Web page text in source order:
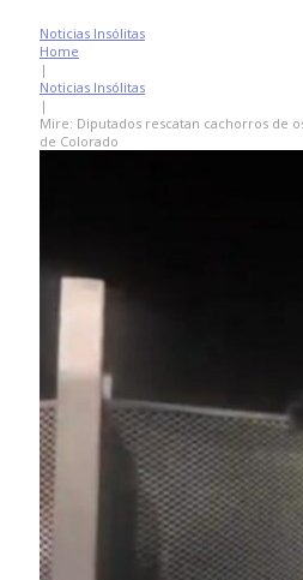
Noticias Insólitas
Home
|
Noticias Insólitas
|
Mire: Diputados rescatan cachorros de
de Colorado